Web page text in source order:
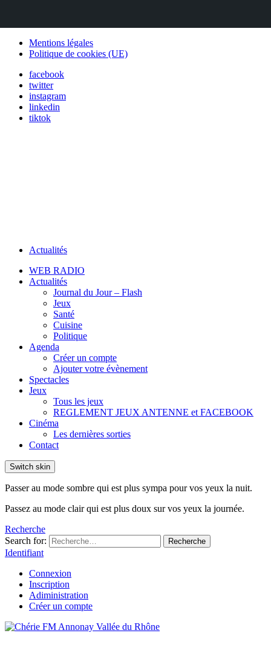
Mentions légales
Politique de cookies (UE)
facebook
twitter
instagram
linkedin
tiktok
Actualités
WEB RADIO
Actualités
Journal du Jour – Flash
Jeux
Santé
Cuisine
Politique
Agenda
Créer un compte
Ajouter votre évènement
Spectacles
Jeux
Tous les jeux
REGLEMENT JEUX ANTENNE et FACEBOOK
Cinéma
Les dernières sorties
Contact
Switch skin
Passer au mode sombre qui est plus sympa pour vos yeux la nuit.
Passez au mode clair qui est plus doux sur vos yeux la journée.
Recherche
Search for:
Recherche
Identifiant
Connexion
Inscription
Adiministration
Créer un compte